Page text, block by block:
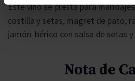
Este vino se presta para
costilla y setas, magret de pato,
jamón ibérico con salsa de setas
Nota de